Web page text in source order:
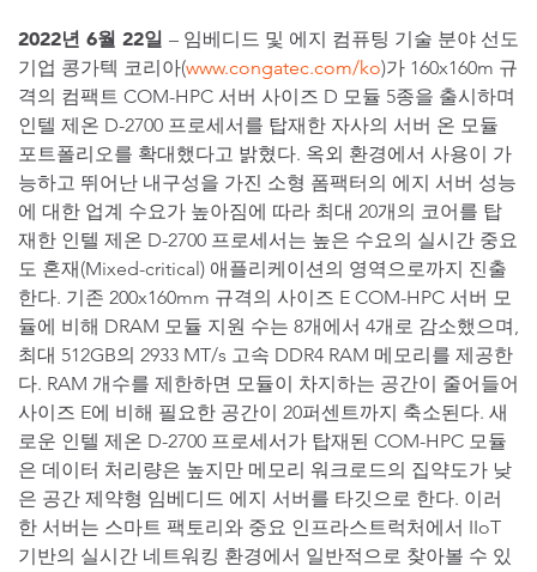
2022년 6월 22일 – 임베디드 및 에지 컴퓨팅 기술 분야 선도
기업 콩가텍 코리아(www.congatec.com/ko)가 160x160m 규
격의 컴팩트 COM-HPC 서버 사이즈 D 모듈 5종을 출시하며
인텔 제온 D-2700 프로세서를 탑재한 자사의 서버 온 모듈
포트폴리오를 확대했다고 밝혔다. 옥외 환경에서 사용이 가
능하고 뛰어난 내구성을 가진 소형 폼팩터의 에지 서버 성능
에 대한 업계 수요가 높아짐에 따라 최대 20개의 코어를 탑
재한 인텔 제온 D-2700 프로세서는 높은 수요의 실시간 중요
도 혼재(Mixed-critical) 애플리케이션의 영역으로까지 진출
한다. 기존 200x160mm 규격의 사이즈 E COM-HPC 서버 모
듈에 비해 DRAM 모듈 지원 수는 8개에서 4개로 감소했으며,
최대 512GB의 2933 MT/s 고속 DDR4 RAM 메모리를 제공한
다. RAM 개수를 제한하면 모듈이 차지하는 공간이 줄어들어
사이즈 E에 비해 필요한 공간이 20퍼센트까지 축소된다. 새
로운 인텔 제온 D-2700 프로세서가 탑재된 COM-HPC 모듈
은 데이터 처리량은 높지만 메모리 워크로드의 집약도가 낮
은 공간 제약형 임베디드 에지 서버를 타깃으로 한다. 이러
한 서버는 스마트 팩토리와 중요 인프라스트럭처에서 IIoT
기반의 실시간 네트워킹 환경에서 일반적으로 찾아볼 수 있